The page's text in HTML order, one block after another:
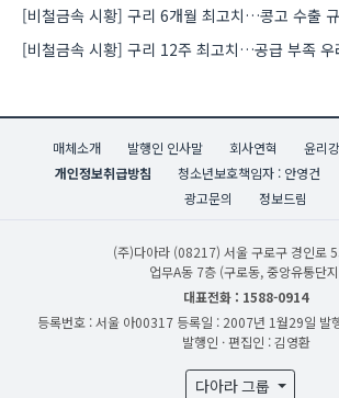
[비철금속 시황] 구리 6개월 최고치…콩고 수출
[비철금속 시황] 구리 12주 최고치…공급 부족 우
매체소개 발행인 인사말 회사연혁 윤리
개인정보취급방침
청소년보호책임자 : 안영건
광고문의
정보드림
(주)다아라 (08217) 서울 구로구 경인로
업무A동 7층 (구로동, 중앙유통단
대표전화 : 1588-0914
등록번호 : 서울 아00317 등록일 : 2007년 1월29일 발
발행인 · 편집인 : 김영환
다아라 그룹